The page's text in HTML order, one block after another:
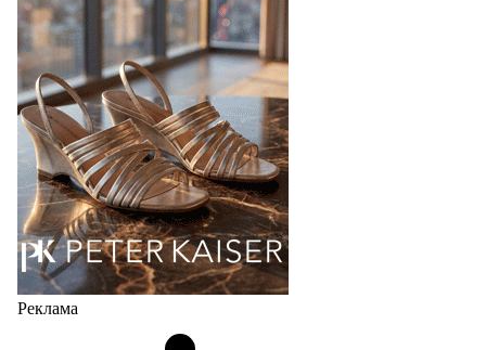
соответствует сегодняшнему тренду на
сникерины (гибридный вариант балеток и
кроссовок обтекаемой формы и с тонкой подошвой).
Но в модели Miu Miu Bubble присутствует еще и…
05.08.2026 4044
Реклама